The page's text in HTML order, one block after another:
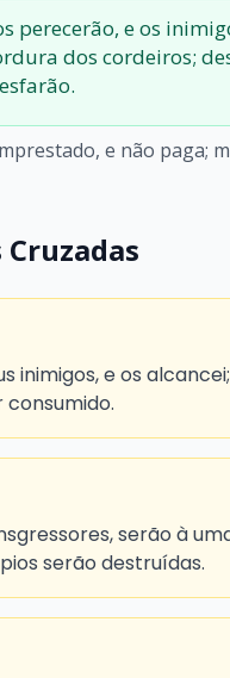
perecerão, e os
dos cordeiros;
e não paga;
inimigos, e os
consumido.
serão à
serão destruídas.